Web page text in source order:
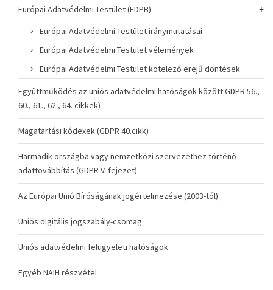
Európai Adatvédelmi Testület (EDPB)
Európai Adatvédelmi Testület iránymutatásai
Európai Adatvédelmi Testület vélemények
Európai Adatvédelmi Testület kötelező erejű döntések
Együttműködés az uniós adatvédelmi hatóságok között GDPR 56.,
60., 61., 62., 64. cikkek)
Magatartási kódexek (GDPR 40.cikk)
Harmadik országba vagy nemzetközi szervezethez történő
adattovábbítás (GDPR V. fejezet)
Az Európai Unió Bíróságának jogértelmezése (2003-tól)
Uniós digitális jogszabály-csomag
Uniós adatvédelmi felügyeleti hatóságok
Egyéb NAIH részvétel